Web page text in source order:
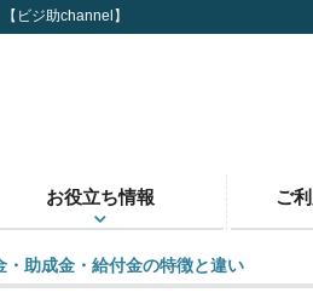
ビジ助channel】
お役立ち情報 ご
助成金・給付金の特徴と違い